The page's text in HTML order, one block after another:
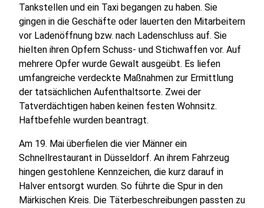
Tankstellen und ein Taxi begangen zu haben. Sie
gingen in die Geschäfte oder lauerten den Mitarbeitern
vor Ladenöffnung bzw. nach Ladenschluss auf. Sie
hielten ihren Opfern Schuss- und Stichwaffen vor. Auf
mehrere Opfer wurde Gewalt ausgeübt. Es liefen
umfangreiche verdeckte Maßnahmen zur Ermittlung
der tatsächlichen Aufenthaltsorte. Zwei der
Tatverdächtigen haben keinen festen Wohnsitz.
Haftbefehle wurden beantragt.
Am 19. Mai überfielen die vier Männer ein
Schnellrestaurant in Düsseldorf. An ihrem Fahrzeug
hingen gestohlene Kennzeichen, die kurz darauf in
Halver entsorgt wurden. So führte die Spur in den
Märkischen Kreis. Die Täterbeschreibungen passten zu